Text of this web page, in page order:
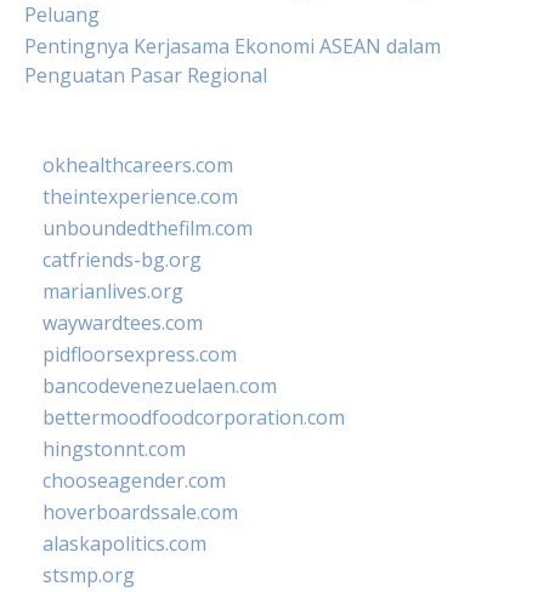
Peluang
Pentingnya Kerjasama Ekonomi ASEAN dalam
Penguatan Pasar Regional
okhealthcareers.com
theintexperience.com
unboundedthefilm.com
catfriends-bg.org
marianlives.org
waywardtees.com
pidfloorsexpress.com
bancodevenezuelaen.com
bettermoodfoodcorporation.com
hingstonnt.com
chooseagender.com
hoverboardssale.com
alaskapolitics.com
stsmp.org